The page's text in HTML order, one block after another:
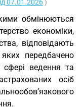
07.01.2026)
обмінюються
економіки,
відповідають
передбачено
ведення та
осіб